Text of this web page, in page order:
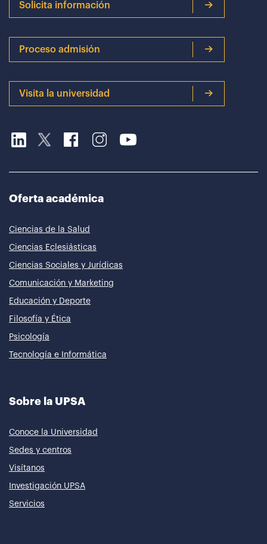
Solicita información
Proceso admisión
Visita la universidad
Oferta académica
Ciencias de la Salud
Ciencias Eclesiásticas
Ciencias Sociales y Jurídicas
Comunicación y Marketing
Educación y Deporte
Filosofía y Ética
Psicología
Tecnología e Informática
Sobre la UPSA
Conoce la Universidad
Sedes y centros
Visítanos
Investigación UPSA
Servicios